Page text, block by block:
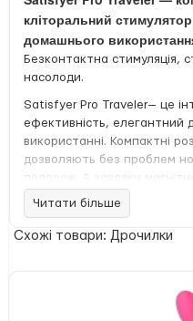
кліторальний
домашнього
Безконтактна стимуляція,
насолоди.
Satisfyer Pro Traveler— це
ефективність, елегантний
використанні. Компактні
дозволяють без проблем
подорож. А завдяки
захищена від забруднень
Переваги:
11 інтенсивностей —
Читати більше
Схожі товари: Дрочилки